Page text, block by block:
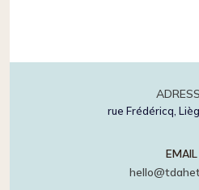
rue Frédéricq,
EMAIL